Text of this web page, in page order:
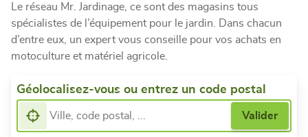
Le réseau Mr. Jardinage, ce sont des magasins tous
spécialistes de l’équipement pour le jardin. Dans chacun
d’entre eux, un expert vous conseille pour vos achats en
motoculture et matériel agricole.
Géolocalisez-vous ou entrez un code postal